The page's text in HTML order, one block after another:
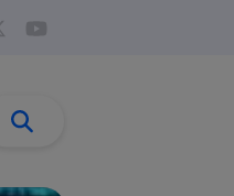
Buscar